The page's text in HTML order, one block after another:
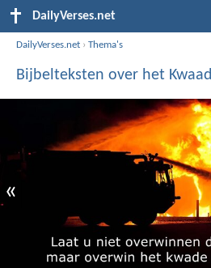
DailyVerses.net
DailyVerses.net ›Thema's
Bijbelteksten over het Kwaad
«